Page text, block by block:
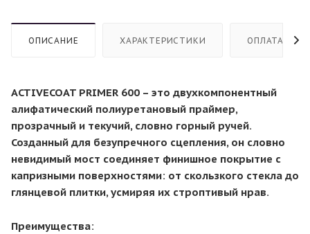
ОПИСАНИЕ ХАРАКТЕРИСТИКИ ОПЛАТА
ACTIVECOAT PRIMER 600 – это двухкомпонентный
алифатический полиуретановый праймер,
прозрачный и текучий, словно горный ручей.
Созданный для безупречного сцепления, он словно
невидимый мост соединяет финишное покрытие с
капризными поверхностями: от скользкого стекла до
глянцевой плитки, усмиряя их строптивый нрав.
Преимущества: